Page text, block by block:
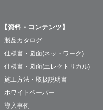
【資料・コンテンツ】
製品カタログ
仕様書・図面(ネットワーク)
仕様書・図面(エレクトリカル)
施工方法・取扱説明書
ホワイトペーパー
導入事例